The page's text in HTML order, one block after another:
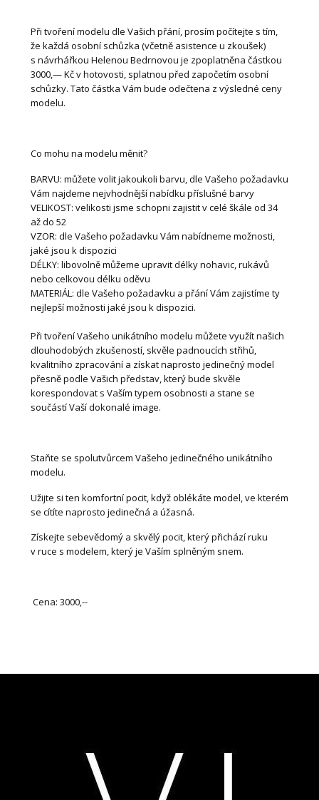
Při tvoření modelu dle Vašich přání, prosím počítejte s tím,
že každá osobní schůzka (včetně asistence u zkoušek)
s návrhářkou Helenou Bedrnovou je zpoplatněna částkou
3000,— Kč v hotovosti, splatnou před započetím osobní
schůzky. Tato částka Vám bude odečtena z výsledné ceny
modelu.
Co mohu na modelu měnit?
BARVU: můžete volit jakoukoli barvu, dle Vašeho požadavku
Vám najdeme nejvhodnější nabídku příslušné barvy
VELIKOST: velikosti jsme schopni zajistit v celé škále od 34
až do 52
VZOR: dle Vašeho požadavku Vám nabídneme možnosti,
jaké jsou k dispozici
DÉLKY: libovolně můžeme upravit délky nohavic, rukávů
nebo celkovou délku oděvu
MATERIÁL: dle Vašeho požadavku a přání Vám zajistíme ty
nejlepší možnosti jaké jsou k dispozici.
Při tvoření Vašeho unikátního modelu můžete využít našich
dlouhodobých zkušeností, skvěle padnoucích střihů,
kvalitního zpracování a získat naprosto jedinečný model
přesně podle Vašich představ, který bude skvěle
korespondovat s Vaším typem osobnosti a stane se
součástí Vaší dokonalé image.
Staňte se spolutvůrcem Vašeho jedinečného unikátního
modelu.
Užijte si ten komfortní pocit, když oblékáte model, ve kterém
se cítíte naprosto jedinečná a úžasná.
Získejte sebevědomý a skvělý pocit, který přichází ruku
v ruce s modelem, který je Vaším splněným snem.
Cena: 3000,--